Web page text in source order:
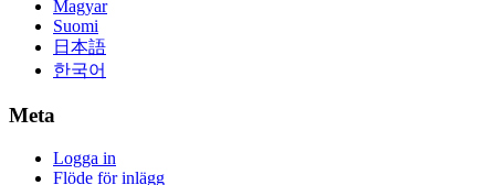
Magyar
Suomi
日本語
한국어
Meta
Logga in
Flöde för inlägg